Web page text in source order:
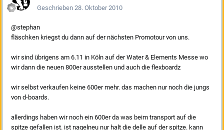
Geschrieben 28. Oktober 2010
@stephan
fläschken kriegst du dann auf der nächsten Promotour von uns.
wir sind übrigens am 6.11 in Köln auf der Water & Elements Messe wo
wir dann die neuen 800er ausstellen und auch die flexboardz
wir selbst verkaufen keine 600er mehr. das machen nur noch die jungs
von d-boards.
allerdings haben wir noch ein 600er da was beim transport auf die
spitze gefallen ist. ist nagelneu nur halt die delle auf der spitze. kann